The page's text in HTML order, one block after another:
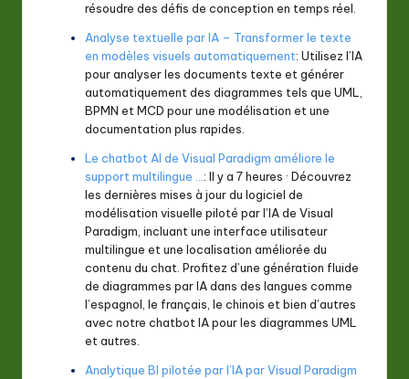
résoudre des défis de conception en temps réel.
Analyse textuelle par IA – Transformer le texte
en modèles visuels automatiquement: Utilisez l’IA
pour analyser les documents texte et générer
automatiquement des diagrammes tels que UML,
BPMN et MCD pour une modélisation et une
documentation plus rapides.
Le chatbot AI de Visual Paradigm améliore le
support multilingue … : Il y a 7 heures · Découvrez
les dernières mises à jour du logiciel de
modélisation visuelle piloté par l’IA de Visual
Paradigm, incluant une interface utilisateur
multilingue et une localisation améliorée du
contenu du chat. Profitez d’une génération fluide
de diagrammes par IA dans des langues comme
l’espagnol, le français, le chinois et bien d’autres
avec notre chatbot IA pour les diagrammes UML
et autres.
Analytique BI pilotée par l’IA par Visual Paradigm